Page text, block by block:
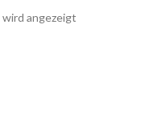
wird angezeigt